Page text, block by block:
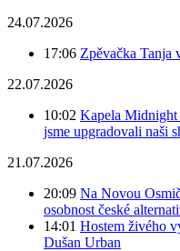
24.07.2026
17:06 Zpěvačka Tanja
22.07.2026
10:02 Kapela Midnight
jsme upgradovali naši
21.07.2026
20:09 Na Novou
osobnost české
14:01 Hostem živého
Dušan Urban